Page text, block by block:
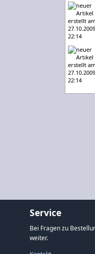
Service
Bei Fragen zu
weiter.